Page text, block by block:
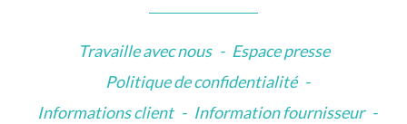
Travaille avec nous - Espace presse
Politique de confidentialité -
Informations client - Information fournisseur -